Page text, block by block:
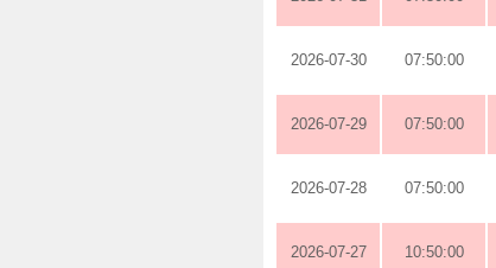
2026-07-30 07:50:00
2026-07-29 07:50:00
2026-07-28 07:50:00
2026-07-27 10:50:00